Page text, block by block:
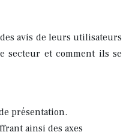
avis de leurs utilisateurs
secteur et comment ils se
présentation.
ainsi des axes